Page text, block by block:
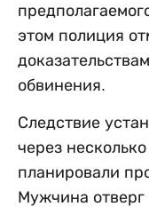
этом полиция
обвинения.
Следствие
через
планировали
Мужчина